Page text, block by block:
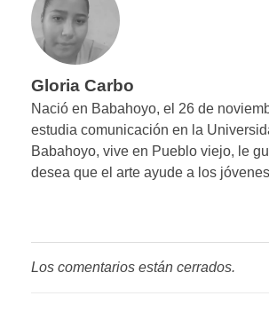
Gloria Carbo
Nació en Babahoyo, el 26 de
estudia comunicación en la
Babahoyo, vive en Pueblo viejo, le
desea que el arte ayude a los
Los comentarios están cerrados.